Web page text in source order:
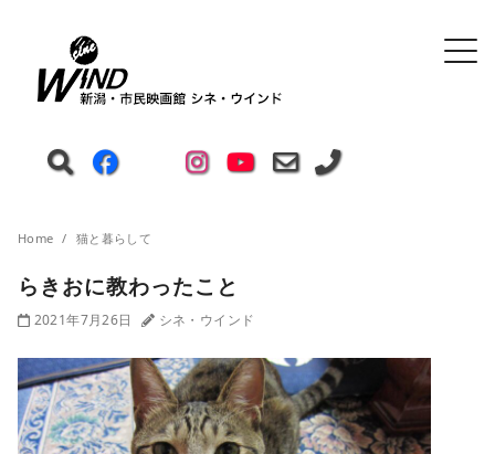
Home 猫と暮らして
らきおに教わったこと
2021年7月26日 シネ・ウインド